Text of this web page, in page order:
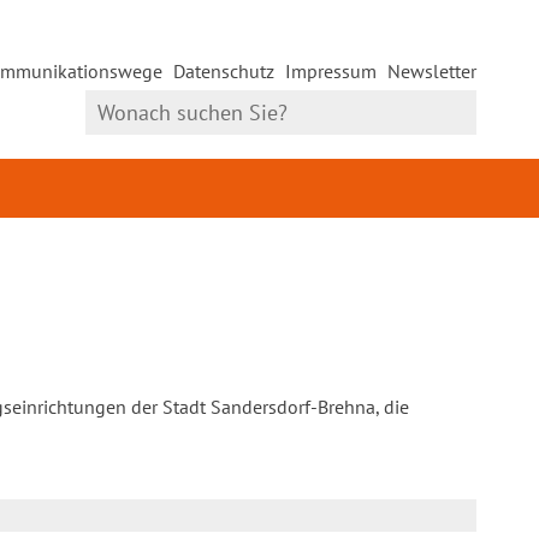
Datenschutz Impressum Newsletter
der Stadt Sandersdorf-Brehna, die